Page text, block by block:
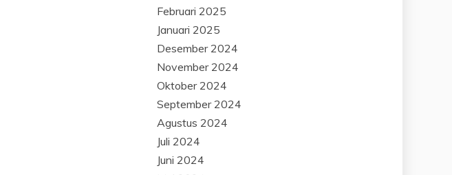
Februari 2025
Januari 2025
Desember 2024
November 2024
Oktober 2024
September 2024
Agustus 2024
Juli 2024
Juni 2024